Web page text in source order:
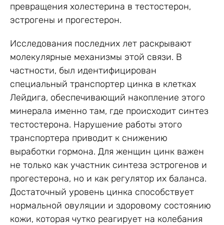
превращения холестерина в тестостерон,
эстрогены и прогестерон.
Исследования последних лет раскрывают
молекулярные механизмы этой связи. В
частности, был идентифицирован
специальный транспортер цинка в клетках
Лейдига, обеспечивающий накопление этого
минерала именно там, где происходит синтез
тестостерона. Нарушение работы этого
транспортера приводит к снижению
выработки гормона. Для женщин цинк важен
не только как участник синтеза эстрогенов и
прогестерона, но и как регулятор их баланса.
Достаточный уровень цинка способствует
нормальной овуляции и здоровому состоянию
кожи, которая чутко реагирует на колебания